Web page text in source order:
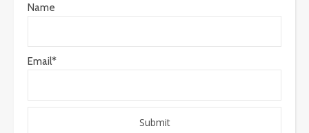
Name
Email*